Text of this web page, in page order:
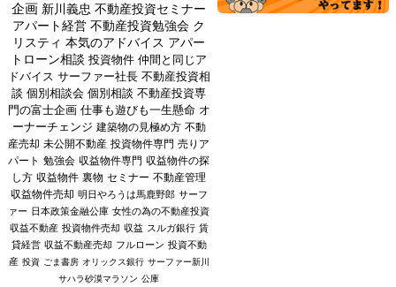
企画 新川義忠 不動産投資セミナー
アパート経営 不動産投資勉強会 ク
リスティ 本気のアドバイス アパー
トローン相談 投資物件 仲間と同じア
ドバイス サーファー社長 不動産投資相
談 個別相談会 個別相談 不動産投資専
門の富士企画 仕事も遊びも一生懸命 オ
ーナーチェンジ 建築物の見極め方 不動
産売却 未公開不動産 投資物件専門 売りア
パート 勉強会 収益物件専門 収益物件の探
し方 収益物件 裏物 セミナー 不動産管理
収益物件売却 明日やろうは馬鹿野郎 サーフ
ァー 日本政策金融公庫 女性の為の不動産投資
収益不動産 投資物件売却 収益 スルガ銀行 賃
貸経営 収益不動産売却 フルローン 投資不動
産 投資 ごま書房 オリックス銀行 サーファー新川
サハラ砂漠マラソン 公庫